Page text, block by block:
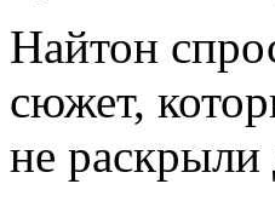
Найтон
сюжет,
не раскрыли